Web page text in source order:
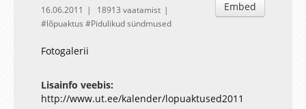
Embed
16.06.2011
18913 vaatamist
lõpuaktus
Pidulikud sündmused
Fotogalerii
Lisainfo veebis:
http://www.ut.ee/kalender/lopuaktused2011